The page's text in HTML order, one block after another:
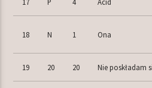
18 N 1 Ona
19 20 20 Nie poskładam